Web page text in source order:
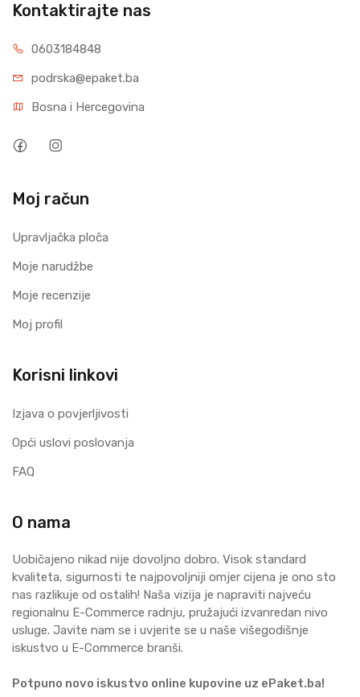
Kontaktirajte nas
0603184848
podrska@epaket.ba
Bosna i Hercegovina
Moj račun
Upravljačka ploča
Moje narudžbe
Moje recenzije
Moj profil
Korisni linkovi
Izjava o povjerljivosti
Opći uslovi poslovanja
FAQ
O nama
Uobičajeno nikad nije dovoljno dobro. Visok standard
kvaliteta, sigurnosti te najpovoljniji omjer cijena je ono sto
nas razlikuje od ostalih! Naša vizija je napraviti najveću
regionalnu E-Commerce radnju, pružajući izvanredan nivo
usluge. Javite nam se i uvjerite se u naše višegodišnje
iskustvo u E-Commerce branši.
Potpuno novo iskustvo online kupovine uz ePaket.ba!